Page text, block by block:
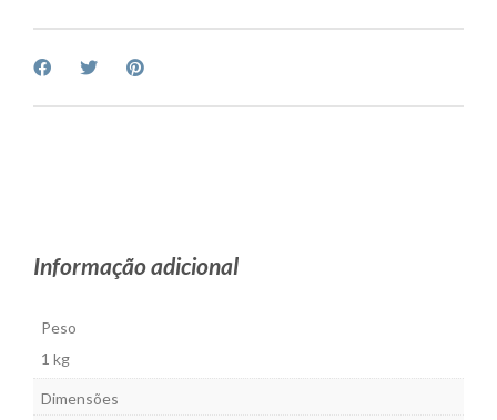
Informação adicional
Peso
1 kg
Dimensões